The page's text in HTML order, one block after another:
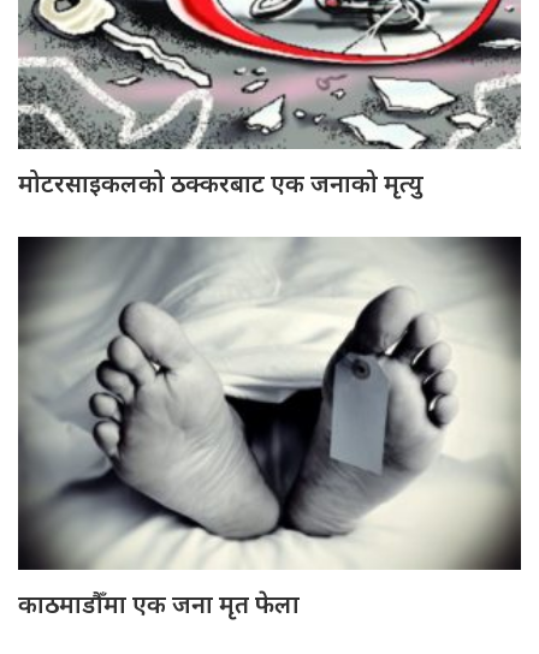
मोटरसाइकलको ठक्करबाट एक जनाको मृत्यु
काठमाडौँमा एक जना मृत फेला